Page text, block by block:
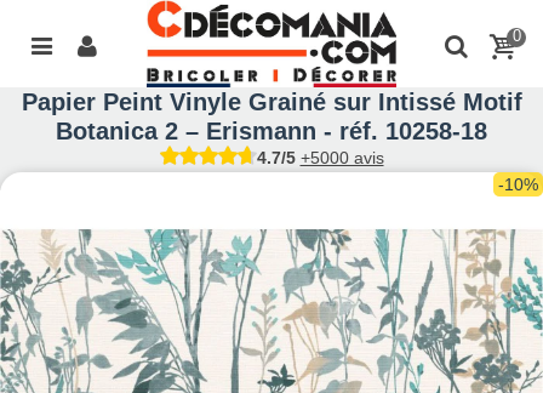
0
Papier Peint Vinyle Grainé sur Intissé Motif
Botanica 2 – Erismann - réf. 10258-18
4.7/5 +5000 avis
-10%